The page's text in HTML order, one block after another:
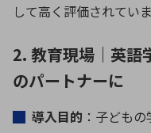
して高く評価されていま
2. 教育現場｜英語
のパートナーに
導入目的 ：子ども